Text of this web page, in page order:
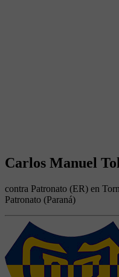
Carlos Manuel
contra Patronato (ER) en
Patronato (Paraná)